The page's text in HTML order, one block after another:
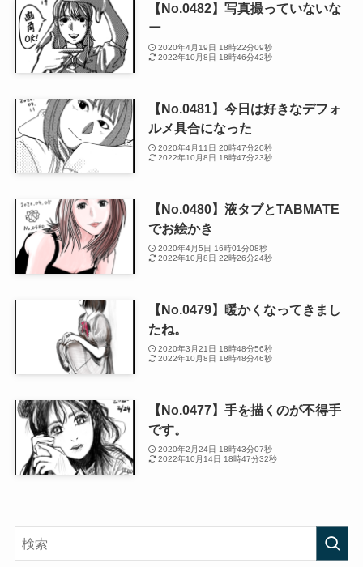
【No.0482】写真撮っていないな
ー
2020年4月19日 18時22分09秒
2022年10月8日 18時46分42秒
【No.0481】今日は好きなデフォ
ルメ具合になった
2020年4月11日 20時47分20秒
2022年10月8日 18時47分23秒
【No.0480】液タブとTABMATE
でお絵かき
2020年4月5日 16時01分08秒
2022年10月8日 22時26分24秒
【No.0479】暖かくなってきまし
たね。
2020年3月21日 18時48分56秒
2022年10月8日 18時48分46秒
【No.0477】手を描くのが不得手
です。
2020年2月24日 18時43分07秒
2022年10月14日 18時47分32秒